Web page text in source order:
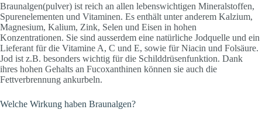
Braunalgen(pulver) ist reich an allen lebenswichtigen Mineralstoffen,
Spurenelementen und Vitaminen. Es enthält unter anderem Kalzium,
Magnesium, Kalium, Zink, Selen und Eisen in hohen
Konzentrationen. Sie sind ausserdem eine natürliche Jodquelle und ein
Lieferant für die Vitamine A, C und E, sowie für Niacin und Folsäure.
Jod ist z.B. besonders wichtig für die Schilddrüsenfunktion. Dank
ihres hohen Gehalts an Fucoxanthinen können sie auch die
Fettverbrennung ankurbeln.
Welche Wirkung haben Braunalgen?